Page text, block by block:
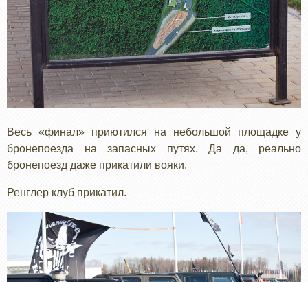
Весь «финал» приютился на небольшой площадке у
бронепоезда на запасных путях. Да да, реально
бронепоезд даже прикатили вояки.
Ренглер клуб прикатил.